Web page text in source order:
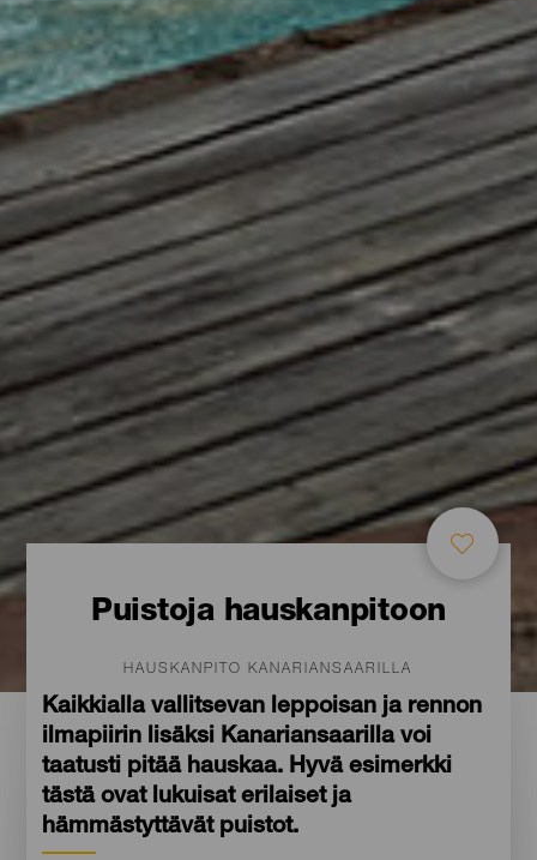
Puistoja hauskanpitoon
HAUSKANPITO KANARIANSAARILLA
Kaikkialla vallitsevan leppoisan ja rennon
ilmapiirin lisäksi Kanariansaarilla voi
taatusti pitää hauskaa. Hyvä esimerkki
tästä ovat lukuisat erilaiset ja
hämmästyttävät puistot.